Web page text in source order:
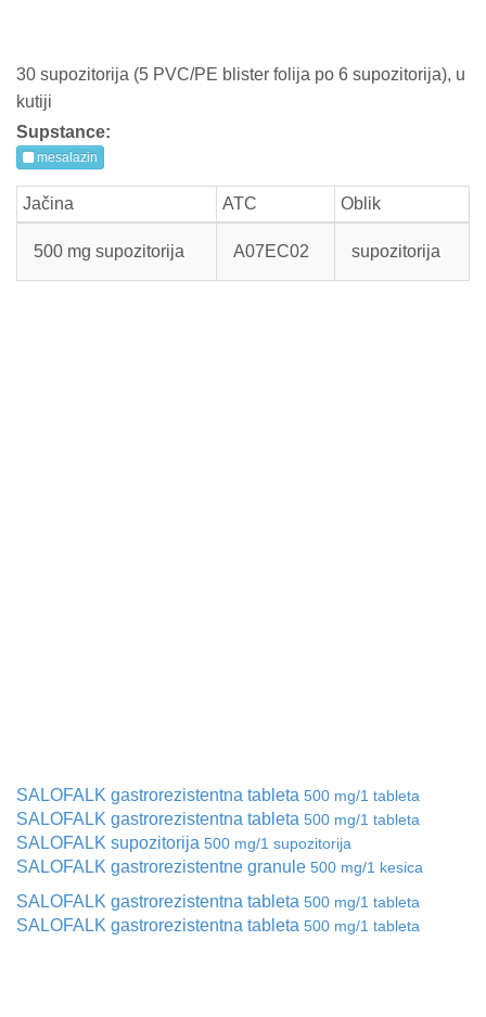
30 supozitorija (5 PVC/PE blister folija po 6 supozitorija), u
kutiji
Supstance:
mesalazin
Jačina ATC Oblik
500 mg supozitorija A07EC02 supozitorija
SALOFALK gastrorezistentna tableta 500 mg/1 tableta
SALOFALK gastrorezistentna tableta 500 mg/1 tableta
SALOFALK supozitorija 500 mg/1 supozitorija
SALOFALK gastrorezistentne granule 500 mg/1 kesica
SALOFALK gastrorezistentna tableta 500 mg/1 tableta
SALOFALK gastrorezistentna tableta 500 mg/1 tableta